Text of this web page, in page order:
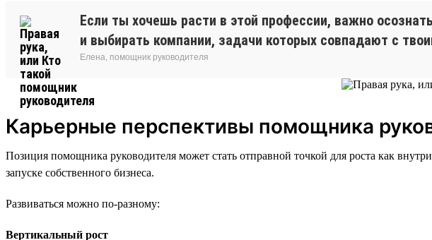
Если ты хочешь расти в этой профессии, важно
и выбирать компании, задачи которых совпадают с
Елена, помощник руководителя
Карьерные перспективы помощника
Позиция помощника руководителя может стать отправной точкой для роста как
запуске собственного бизнеса.
Развиваться можно по-разному:
Вертикальный рост